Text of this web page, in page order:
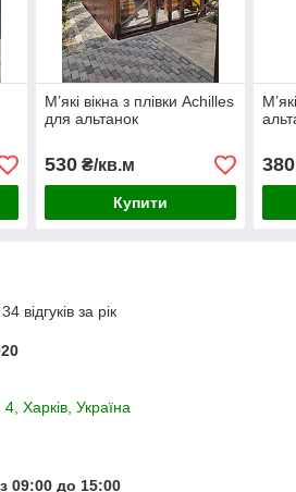
М’які вікна з плівки Achilles
для альтанок
530₴/кв.м
Купити
380
відгуків за рік
4, Харків, Україна
09:00 до 15:00